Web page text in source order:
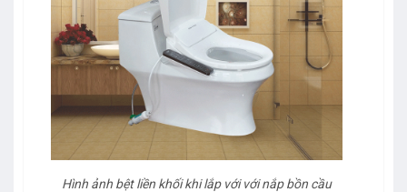
Hình ảnh bệt liền khối khi lắp với với nắp bồn cầu